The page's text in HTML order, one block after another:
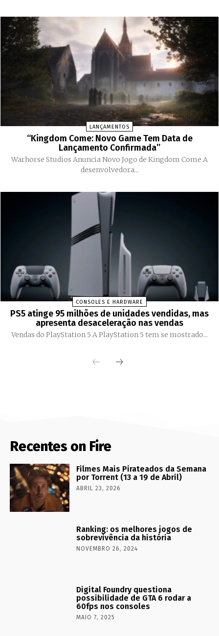
LANÇAMENTOS
“Kingdom Come: Novo Game Tem Data de
Lançamento Confirmada”
Warhorse Studios Anuncia Novo Jogo de Kingdom Come A
desenvolvedora...
CONSOLES E HARDWARE
PS5 atinge 95 milhões de unidades vendidas, mas
apresenta desaceleração nas vendas
Vendas do PlayStation 5 A PlayStation 5 tem se mostrado...
Recentes on Fire
Filmes Mais Pirateados da Semana
por Torrent (13 a 19 de Abril)
ABRIL 23, 2026
Ranking: os melhores jogos de
sobrevivência da história
NOVEMBRO 26, 2024
Digital Foundry questiona
possibilidade de GTA 6 rodar a
60fps nos consoles
MAIO 7, 2025